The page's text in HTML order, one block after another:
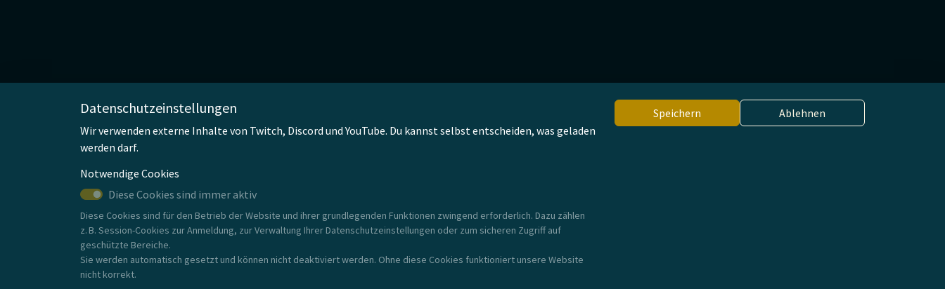
Datenschutzeinstellungen
Wir verwenden externe Inhalte von Twitch, Discord und YouTube. Du kannst selbst entscheiden, was geladen
werden darf.
Notwendige Cookies
Diese Cookies sind immer aktiv
Diese Cookies sind für den Betrieb der Website und ihrer grundlegenden Funktionen zwingend erforderlich. Dazu zählen
z. B. Session-Cookies zur Anmeldung, zur Verwaltung Ihrer Datenschutzeinstellungen oder zum sicheren Zugriff auf
geschützte Bereiche.
Sie werden automatisch gesetzt und können nicht deaktiviert werden. Ohne diese Cookies funktioniert unsere Website
nicht korrekt.
Speichern Ablehnen